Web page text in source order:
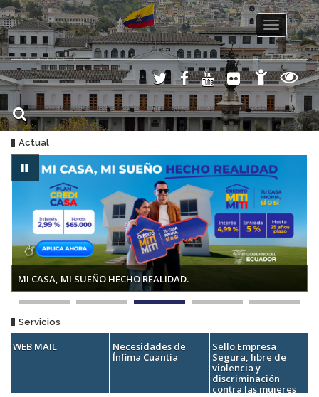
Toggle
navigation
Actual
MI CASA, MI SUEÑO HECHO REALIDAD.
Servicios
WEB MAIL
Necesidades de
Ínfima Cuantía
Sello Empresa
Segura, libre de
violencia y
discriminación
contra las mujeres